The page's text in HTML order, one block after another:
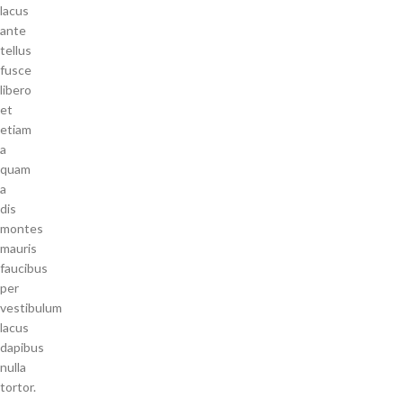
lacus
ante
tellus
fusce
libero
et
etiam
a
quam
a
dis
montes
mauris
faucibus
per
vestibulum
lacus
dapibus
nulla
tortor.